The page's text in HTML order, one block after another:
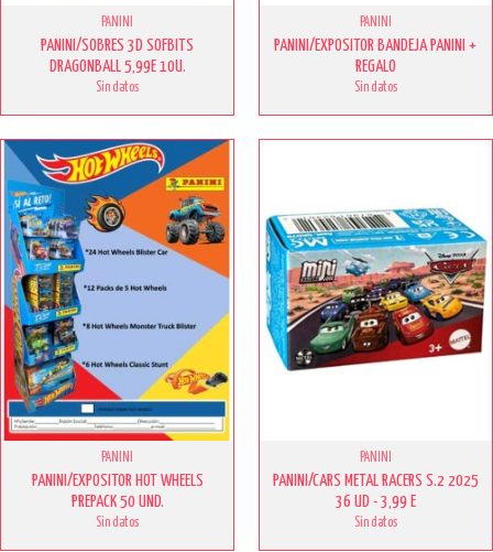
PANINI
PANINI/SOBRES 3D SOFBITS
DRAGONBALL 5,99E 10U.
Sin datos
PANINI
PANINI/EXPOSITOR BANDEJA PANINI +
REGALO
Sin datos
PANINI
PANINI/EXPOSITOR HOT WHEELS
PREPACK 50 UND.
Sin datos
PANINI
PANINI/CARS METAL RACERS S.2 2025
36 UD - 3,99 E
Sin datos